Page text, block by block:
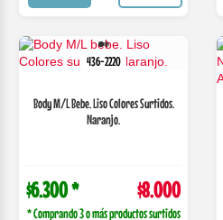
436-2220
Body M/L Bebe. Liso Colores Surtidos.
Naranjo.
$6.300 * $8.000
* Comprando 3 o más productos surtidos